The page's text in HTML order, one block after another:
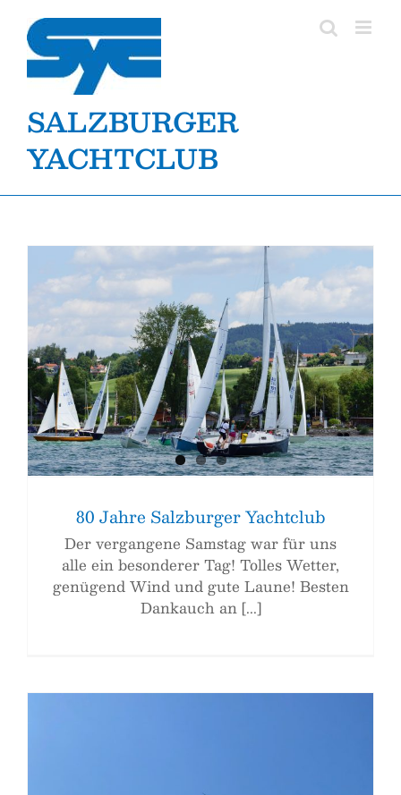
Inhalt
springen
SALZBURGER
YACHTCLUB
80 Jahre Salzburger Yachtclub
Der vergangene Samstag war für uns
alle ein besonderer Tag! Tolles Wetter,
genügend Wind und gute Laune! Besten
Dankauch an [...]